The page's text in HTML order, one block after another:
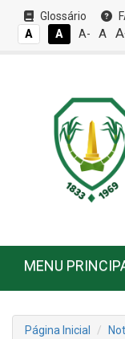
Glossário
A
A A- A
MENU
Página Inicial